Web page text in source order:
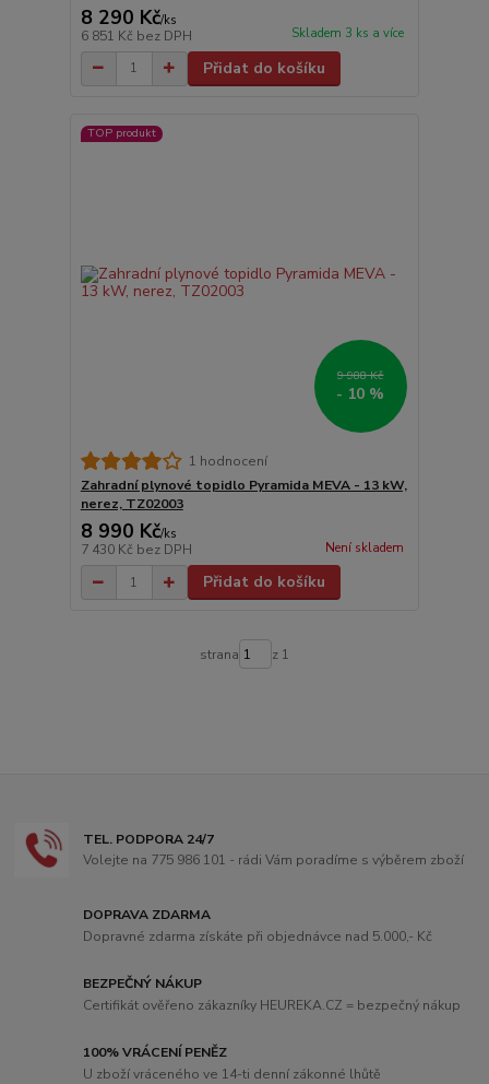
8 290 Kč/ks
6 851 Kč bez DPH Skladem 3 ks a více
Přidat do košíku
TOP produkt
9 988 Kč
- 10 %
1 hodnocení
Zahradní plynové topidlo Pyramida MEVA - 13 kW,
nerez, TZ02003
8 990 Kč/ks
7 430 Kč bez DPH Není skladem
Přidat do košíku
strana z 1
TEL. PODPORA 24/7
Volejte na 775 986 101 - rádi Vám poradíme s výběrem zboží
DOPRAVA ZDARMA
Dopravné zdarma získáte při objednávce nad 5.000,- Kč
BEZPEČNÝ NÁKUP
Certifikát ověřeno zákazníky HEUREKA.CZ = bezpečný nákup
100% VRÁCENÍ PENĚZ
U zboží vráceného ve 14-ti denní zákonné lhůtě